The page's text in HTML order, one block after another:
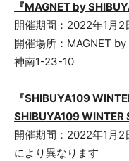
『MAGNET by
開催期間：2022年1月2
開催場所：MAGNET
神南1-23-10
『SHIBUYA109
SHIBUYA109 WINTER
開催期間：2022年1月2
により異なります